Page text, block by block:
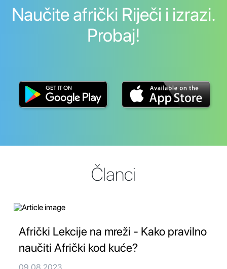
Naučite afrički Riječi i izrazi.
Probaj!
Članci
Afrički Lekcije na mreži - Kako pravilno
naučiti Afrički kod kuće?